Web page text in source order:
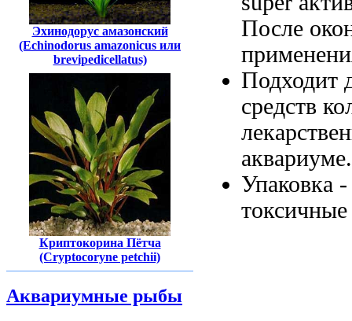
Эхинодорус амазонский
(Echinodorus amazonicus или
brevipedicellatus)
Криптокорина Пётча
(Cryptocoryne petchii)
Аквариумные рыбы
После
Подходит
средств
Упаковка